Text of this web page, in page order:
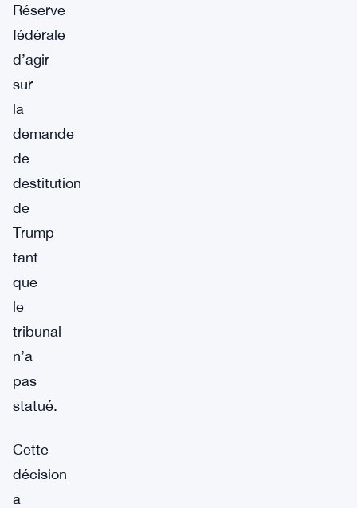
Réserve
fédérale
d’agir
sur
la
demande
de
destitution
de
Trump
tant
que
le
tribunal
n’a
pas
statué.
Cette
décision
a